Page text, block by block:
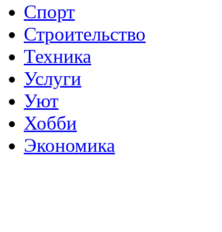
Спорт
Строительство
Техника
Услуги
Уют
Хобби
Экономика